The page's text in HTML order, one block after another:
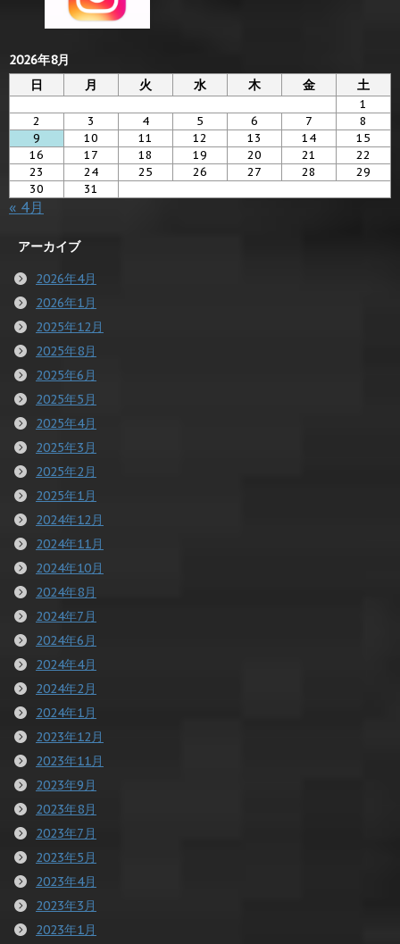
2026年8月
日
月 火 水 木 金 土
1
2
3 4 5 6 7
8
9
10 11 12 13 14
15
16
17 18 19 20 21
22
23
24 25 26 27 28
29
30
31
« 4月
アーカイブ
2026年4月
2026年1月
2025年12月
2025年8月
2025年6月
2025年5月
2025年4月
2025年3月
2025年2月
2025年1月
2024年12月
2024年11月
2024年10月
2024年8月
2024年7月
2024年6月
2024年4月
2024年2月
2024年1月
2023年12月
2023年11月
2023年9月
2023年8月
2023年7月
2023年5月
2023年4月
2023年3月
2023年1月